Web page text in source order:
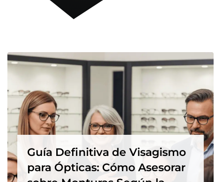
Guía Definitiva de Visagismo
para Ópticas: Cómo Asesorar